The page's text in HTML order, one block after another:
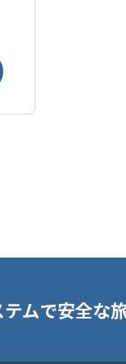
ムで安全な